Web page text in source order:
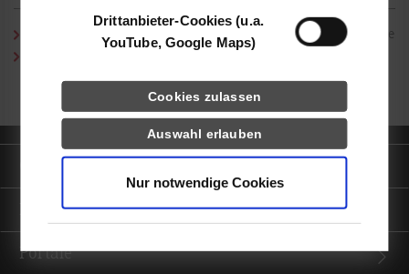
Drittanbieter-Cookies (u.a.
YouTube, Google Maps)
Cookies zulassen
Auswahl erlauben
Nur notwendige Cookies
/ Tel.: 0711/1849-791 / E-Mail:
rsw@dhbw-stuttgart.de
stuttgart.de
Informationen für
Portale